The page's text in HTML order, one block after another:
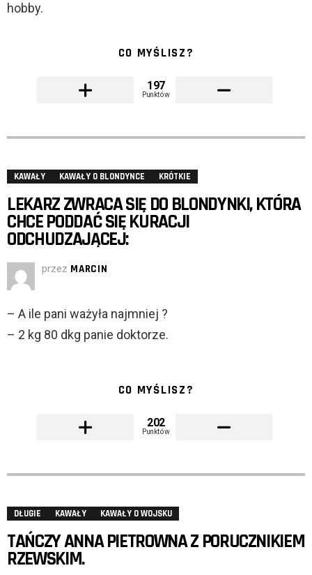
hobby.
CO MYŚLISZ?
197
Punktów
KAWAŁY KAWAŁY O BLONDYNCE KRÓTKIE
LEKARZ ZWRACA SIĘ DO BLONDYNKI, KTÓRA
CHCE PODDAĆ SIĘ KURACJI
ODCHUDZAJĄCEJ:
przez MARCIN
– A ile pani ważyła najmniej ?
– 2 kg 80 dkg panie doktorze.
CO MYŚLISZ?
202
Punktów
DŁUGIE KAWAŁY KAWAŁY O WOJSKU
TAŃCZY ANNA PIETROWNA Z PORUCZNIKIEM
RZEWSKIM.